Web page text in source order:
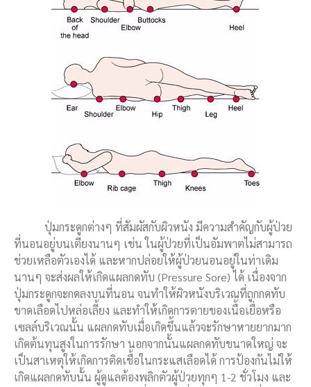
ปุ่มกระดูกต่างๆ ที่สัมผัสกับผิวหนัง มีความสำคัญกับผู้ป่วย
ที่นอนอยู่บนเตียงนานๆ เช่น ในผู้ป่วยที่เป็นอัมพาตไม่สามารถ
ช่วยเหลือตัวเองได้ และหากปล่อยให้ผู้ป่วยนอนอยู่ในท่าเดิม
นานๆ จะส่งผลให้เกิดแผลกดทับ (Pressure Sore) ได้ เนื่องจาก
ปุ่มกระดูกจะกดลงบนที่นอน จนทำให้ผิวหนังบริเวณที่ถูกกดทับ
ขาดเลือดไปหล่อเลี้ยง และทำให้เกิดการตายของเนื้อเยื่อหรือ
เซลล์บริเวณนั้น แผลกดทับเมื่อเกิดขึ้นแล้วจะรักษาหายยากมาก
เกิดต้นทุนสูงในการรักษา นอกจากนั้นแผลกดทับขนาดใหญ่ จะ
เป็นสาเหตุให้เกิดการติดเชื้อในกระแสเลือดได้ การป้องกันไม่ให้
เกิดแผลกดทับนั้น ผู้ดูแลต้องพลิกตัวผู้ป่วยทุกๆ 1-2 ชั่วโมง และ